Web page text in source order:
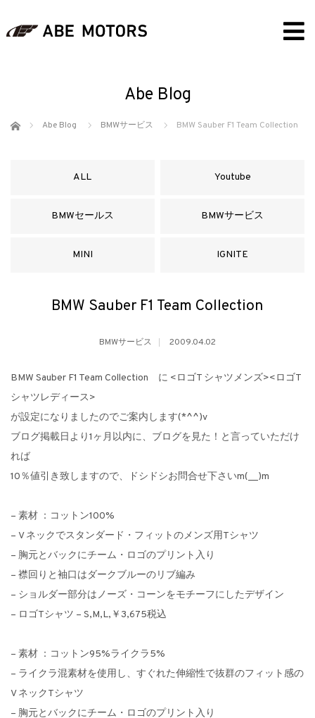
Abe Blog
ホーム Abe Blog BMWサービス BMW Sauber F1 Team Collection
ALL Youtube
BMWセールス BMWサービス
MINI IGNITE
BMW Sauber F1 Team Collection
BMWサービス 2009.04.02
BMW Sauber F1 Team Collection に <ロゴT シャツメンズ><ロゴT
シャツレディース>
が設定になりましたのでご案内します(*^^)v
ブログ掲載日より1ヶ月以内に、ブログを見た！と言っていただけ
れば
10％値引き致しますので、ドシドシお問合せ下さいm(__)m
– 素材 ：コットン100%
– V ネックでスタンダード・フィットのメンズ用Tシャツ
– 胸元とバックにチーム・ロゴのプリント入り
– 襟回りと袖口はダークブルーのリブ編み
– ショルダー部分はノーズ・コーンをモチーフにしたデザイン
– ロゴTシャツ – S,M,L,￥3,675税込
– 素材 ：コットン95%ライクラ5%
– ライクラ混素材を使用し、すぐれた伸縮性で抜群のフィット感の
V ネックTシャツ
– 胸元とバックにチーム・ロゴのプリント入り